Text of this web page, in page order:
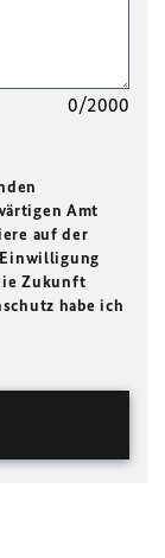
0/2000
Amt
auf der
Zukunft
habe ich